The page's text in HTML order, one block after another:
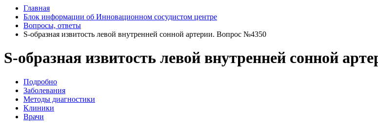
Главная
Блок информации об Инновационном сосудистом центре
Вопросы, ответы
S-образная извитость левой внутренней сонной артерии. Вопрос №4350
S-образная извитость левой внутренней сонной
Подробно
Заболевания
Методы диагностики
Клиники
Врачи